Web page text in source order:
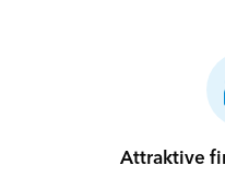
Attraktive